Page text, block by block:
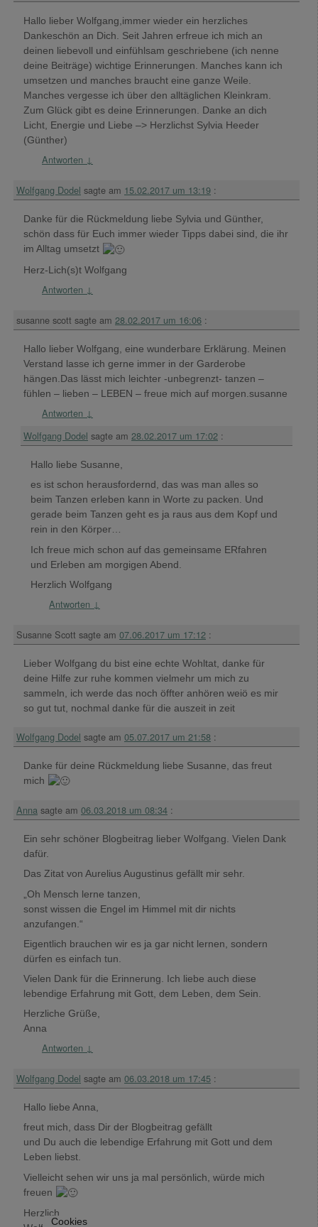
Hallo lieber Wolfgang,immer wieder ein herzliches
Dankeschön an Dich. Seit Jahren erfreue ich mich an
deinen liebevoll und einfühlsam geschriebene (ich nenne
deine Beiträge) wichtige Erinnerungen. Manches kann ich
umsetzen und manches braucht eine ganze Weile.
Manches vergesse ich über den alltäglichen Kleinkram.
Zum Glück gibt es deine Erinnerungen. Danke an dich
Licht, Energie und Liebe –> Herzlichst Sylvia Heeder
(Günther)
Antworten ↓
Wolfgang Dodel sagte am 15.02.2017 um 13:19 :
Danke für die Rückmeldung liebe Sylvia und Günther,
schön dass für Euch immer wieder Tipps dabei sind, die ihr
im Alltag umsetzt
Herz-Lich(s)t Wolfgang
Antworten ↓
susanne scott sagte am 28.02.2017 um 16:06 :
Hallo lieber Wolfgang, eine wunderbare Erklärung. Meinen
Verstand lasse ich gerne immer in der Garderobe
hängen.Das lässt mich leichter -unbegrenzt- tanzen –
fühlen – lieben – LEBEN – freue mich auf morgen.susanne
Antworten ↓
Wolfgang Dodel sagte am 28.02.2017 um 17:02 :
Hallo liebe Susanne,
es ist schon herausfordernd, das was man alles so
beim Tanzen erleben kann in Worte zu packen. Und
gerade beim Tanzen geht es ja raus aus dem Kopf und
rein in den Körper…
Ich freue mich schon auf das gemeinsame ERfahren
und Erleben am morgigen Abend.
Herzlich Wolfgang
Antworten ↓
Susanne Scott sagte am 07.06.2017 um 17:12 :
Lieber Wolfgang du bist eine echte Wohltat, danke für
deine Hilfe zur ruhe kommen vielmehr um mich zu
sammeln, ich werde das noch öffter anhören weiö es mir
so gut tut, nochmal danke für die auszeit in zeit
Wolfgang Dodel sagte am 05.07.2017 um 21:58 :
Danke für deine Rückmeldung liebe Susanne, das freut
mich
Anna sagte am 06.03.2018 um 08:34 :
Ein sehr schöner Blogbeitrag lieber Wolfgang. Vielen Dank
dafür.
Das Zitat von Aurelius Augustinus gefällt mir sehr.
„Oh Mensch lerne tanzen,
sonst wissen die Engel im Himmel mit dir nichts
anzufangen.“
Eigentlich brauchen wir es ja gar nicht lernen, sondern
dürfen es einfach tun.
Vielen Dank für die Erinnerung. Ich liebe auch diese
lebendige Erfahrung mit Gott, dem Leben, dem Sein.
Herzliche Grüße,
Anna
Antworten ↓
Wolfgang Dodel sagte am 06.03.2018 um 17:45 :
Hallo liebe Anna,
freut mich, dass Dir der Blogbeitrag gefällt
und Du auch die lebendige Erfahrung mit Gott und dem
Leben liebst.
Vielleicht sehen wir uns ja mal persönlich, würde mich
freuen
Herzlich
Cookies